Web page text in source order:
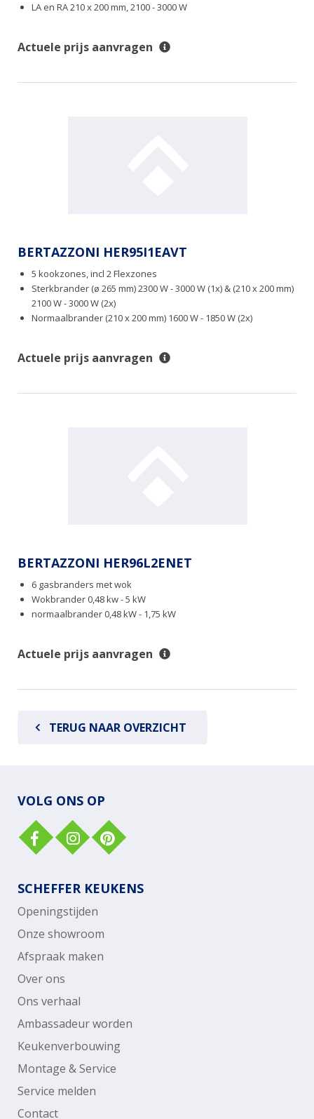
LA en RA 210 x 200 mm, 2100 - 3000 W
Actuele prijs aanvragen
BERTAZZONI HER95I1EAVT
5 kookzones, incl 2 Flexzones
Sterkbrander (ø 265 mm) 2300 W - 3000 W (1x) & (210 x 200 mm)
2100 W - 3000 W (2x)
Normaalbrander (210 x 200 mm) 1600 W - 1850 W (2x)
Actuele prijs aanvragen
BERTAZZONI HER96L2ENET
6 gasbranders met wok
Wokbrander 0,48 kw - 5 kW
normaalbrander 0,48 kW - 1,75 kW
Actuele prijs aanvragen
TERUG NAAR OVERZICHT
VOLG ONS OP
SCHEFFER KEUKENS
Openingstijden
Onze showroom
Afspraak maken
Over ons
Ons verhaal
Ambassadeur worden
Keukenverbouwing
Montage & Service
Service melden
Contact